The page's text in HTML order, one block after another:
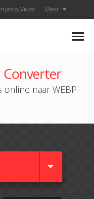
Video Meer
Converter
online naar WEBP-